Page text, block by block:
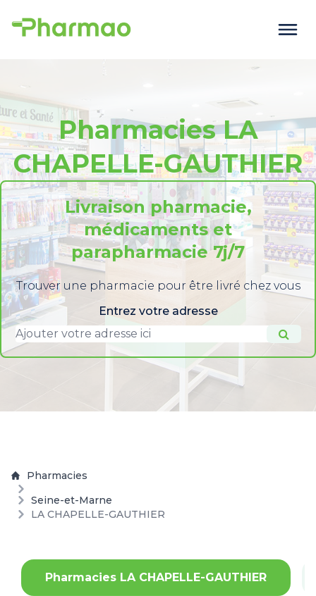
Pharmacies LA
CHAPELLE-GAUTHIER
Livraison pharmacie,
médicaments et
parapharmacie 7j/7
Trouver une pharmacie pour être livré chez vous
Entrez votre adresse
Pharmacies
Seine-et-Marne
LA CHAPELLE-GAUTHIER
Pharmacies LA CHAPELLE-GAUTHIER